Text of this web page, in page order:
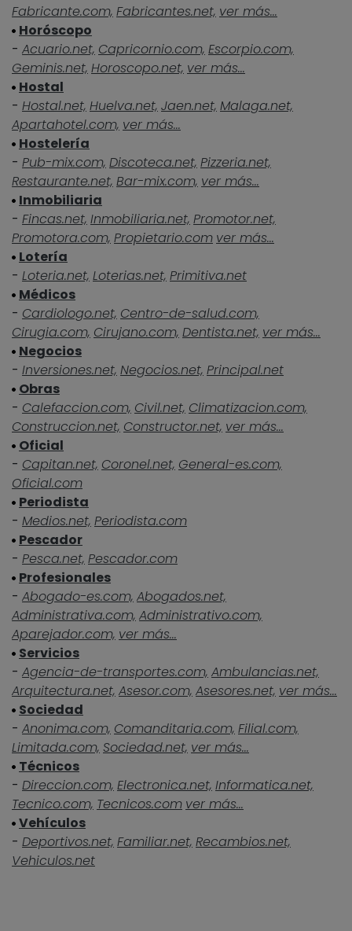
Fabricante.com, Fabricantes.net, ver más...
Horóscopo
- Acuario.net, Capricornio.com, Escorpio.com,
Geminis.net, Horoscopo.net, ver más...
Hostal
- Hostal.net, Huelva.net, Jaen.net, Malaga.net,
Apartahotel.com, ver más...
Hostelería
- Pub-mix.com, Discoteca.net, Pizzeria.net,
Restaurante.net, Bar-mix.com, ver más...
Inmobiliaria
- Fincas.net, Inmobiliaria.net, Promotor.net,
Promotora.com, Propietario.com ver más...
Lotería
- Loteria.net, Loterias.net, Primitiva.net
Médicos
- Cardiologo.net, Centro-de-salud.com,
Cirugia.com, Cirujano.com, Dentista.net, ver más...
Negocios
- Inversiones.net, Negocios.net, Principal.net
Obras
- Calefaccion.com, Civil.net, Climatizacion.com,
Construccion.net, Constructor.net, ver más...
Oficial
- Capitan.net, Coronel.net, General-es.com,
Oficial.com
Periodista
- Medios.net, Periodista.com
Pescador
- Pesca.net, Pescador.com
Profesionales
- Abogado-es.com, Abogados.net,
Administrativa.com, Administrativo.com,
Aparejador.com, ver más...
Servicios
- Agencia-de-transportes.com, Ambulancias.net,
Arquitectura.net, Asesor.com, Asesores.net, ver más...
Sociedad
- Anonima.com, Comanditaria.com, Filial.com,
Limitada.com, Sociedad.net, ver más...
Técnicos
- Direccion.com, Electronica.net, Informatica.net,
Tecnico.com, Tecnicos.com ver más...
Vehículos
- Deportivos.net, Familiar.net, Recambios.net,
Vehiculos.net